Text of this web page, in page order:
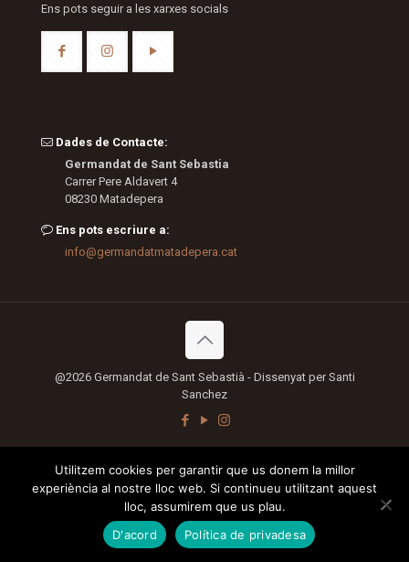
Ens pots seguir a les xarxes socials
Dades de Contacte:
Germandat de Sant Sebastia
Carrer Pere Aldavert 4
08230 Matadepera
Ens pots escriure a:
info@germandatmatadepera.cat
@2026 Germandat de Sant Sebastià - Dissenyat per Santi
Sanchez
Utilitzem cookies per garantir que us donem la millor
experiència al nostre lloc web. Si continueu utilitzant aquest
lloc, assumirem que us plau.
D'acord
Política de privadesa